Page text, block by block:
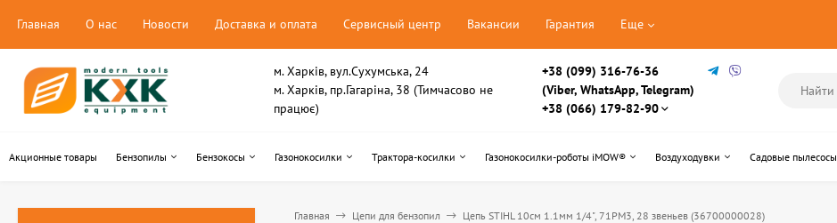
Главная О нас Новости Доставка и оплата Сервисный центр Вакансии Гарантия Еще
м. Харків, вул.Сухумська, 24
м. Харків, пр.Гагаріна, 38 (Тимчасово не
працює)
+38 (099) 316-76-36
(Viber, WhatsApp, Telegram)
+38 (066) 179-82-90
Акционные товары Бензопилы Бензокосы Газонокосилки Трактора-косилки Газонокосилки-роботы iMOW® Воздуходувки Садовые пылесосы
Главная Цепи для бензопил Цепь STIHL 10см 1.1мм 1/4", 71PM3, 28 звеньев (36700000028)